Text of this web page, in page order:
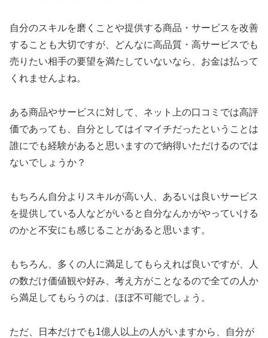
自分のスキルを磨くことや提供する商品・サービスを改善
することも大切ですが、どんなに高品質・高サービスでも
売りたい相手の要望を満たしていないなら、お金は払って
くれませんよね。
ある商品やサービスに対して、ネット上の口コミでは高評
価であっても、自分としてはイマイチだったということは
誰にでも経験があると思いますので納得いただけるのでは
ないでしょうか？
もちろん自分よりスキルが高い人、あるいは良いサービス
を提供している人などがいると自分なんかがやっていける
のかと不安にも感じることがあると思います。
もちろん、多くの人に満足してもらえれば良いですが、人
の数だけ価値観や好み、考え方がことなるので全ての人か
ら満足してもらうのは、ほぼ不可能でしょう。
ただ、日本だけでも1億人以上の人がいますから、自分が